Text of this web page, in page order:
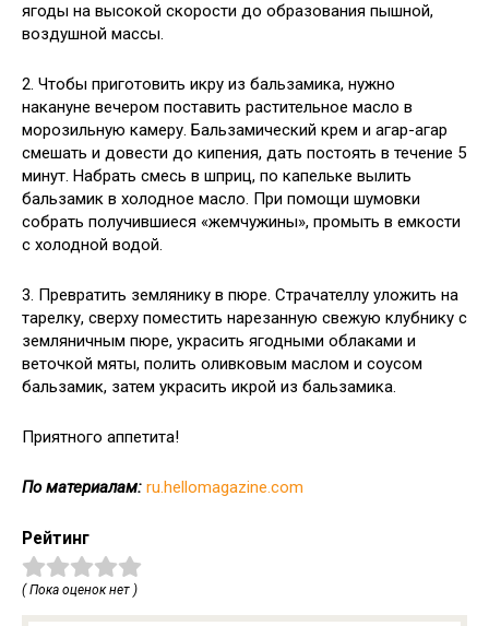
ягоды на высокой скорости до образования пышной,
воздушной массы.
2. Чтобы приготовить икру из бальзамика, нужно
накануне вечером поставить растительное масло в
морозильную камеру. Бальзамический крем и агар-агар
смешать и довести до кипения, дать постоять в течение 5
минут. Набрать смесь в шприц, по капельке вылить
бальзамик в холодное масло. При помощи шумовки
собрать получившиеся «жемчужины», промыть в емкости
с холодной водой.
3. Превратить землянику в пюре. Страчателлу уложить на
тарелку, сверху поместить нарезанную свежую клубнику с
земляничным пюре, украсить ягодными облаками и
веточкой мяты, полить оливковым маслом и соусом
бальзамик, затем украсить икрой из бальзамика.
Приятного аппетита!
По материалам: ru.hellomagazine.com
Рейтинг
( Пока оценок нет )